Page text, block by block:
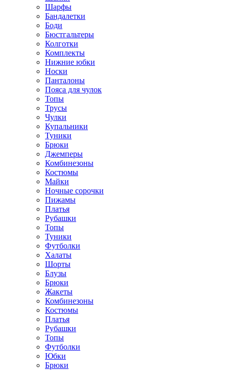
Шарфы
Бандалетки
Боди
Бюстгальтеры
Колготки
Комплекты
Нижние юбки
Носки
Панталоны
Поясa для чулок
Топы
Трусы
Чулки
Купальники
Туники
Брюки
Джемперы
Комбинезоны
Костюмы
Майки
Ночные сорочки
Пижамы
Платья
Рубашки
Топы
Туники
Футболки
Халаты
Шорты
Блузы
Брюки
Жакеты
Комбинезоны
Костюмы
Платья
Рубашки
Топы
Футболки
Юбки
Брюки